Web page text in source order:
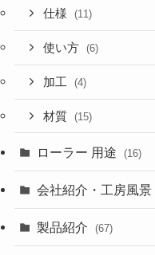
仕様 (11)
使い方 (6)
加工 (4)
材質 (15)
ローラー 用途 (16)
会社紹介・工房風景
製品紹介 (67)